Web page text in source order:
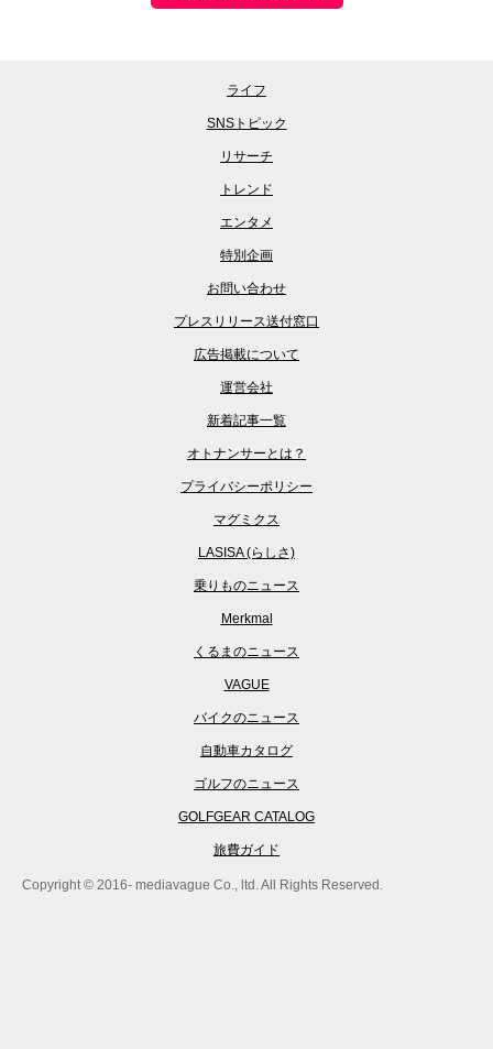
ライフ
SNSトピック
リサーチ
トレンド
エンタメ
特別企画
お問い合わせ
プレスリリース送付窓口
広告掲載について
運営会社
新着記事一覧
オトナンサーとは？
プライバシーポリシー
マグミクス
LASISA (らしさ)
乗りものニュース
Merkmal
くるまのニュース
VAGUE
バイクのニュース
自動車カタログ
ゴルフのニュース
GOLFGEAR CATALOG
旅費ガイド
Copyright © 2016- mediavague Co., ltd. All Rights Reserved.